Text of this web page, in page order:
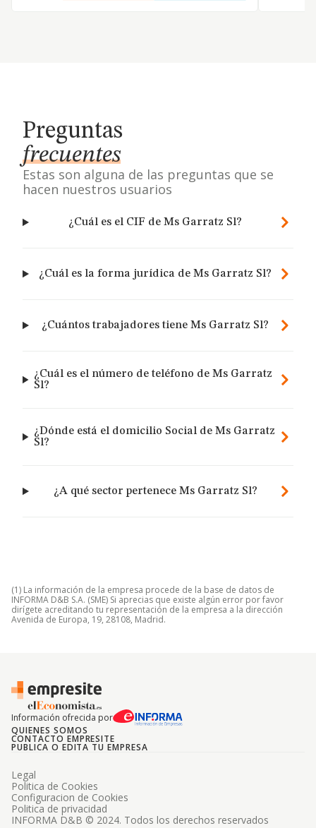
Preguntas
frecuentes
Estas son alguna de las preguntas que se
hacen nuestros usuarios
¿Cuál es el CIF de Ms Garratz Sl?
¿Cuál es la forma jurídica de Ms Garratz Sl?
¿Cuántos trabajadores tiene Ms Garratz Sl?
¿Cuál es el número de teléfono de Ms Garratz
Sl?
¿Dónde está el domicilio Social de Ms Garratz
Sl?
¿A qué sector pertenece Ms Garratz Sl?
(1) La información de la empresa procede de la base de datos de
INFORMA D&B S.A. (SME) Si aprecias que existe algún error por favor
dirígete acreditando tu representación de la empresa a la dirección
Avenida de Europa, 19, 28108, Madrid.
Información ofrecida por
QUIENES SOMOS
CONTACTO EMPRESITE
PUBLICA O EDITA TU EMPRESA
INFORMA D&B © 2024. Todos los derechos reservados
Legal
Politica de Cookies
Configuracion de Cookies
Politica de privacidad